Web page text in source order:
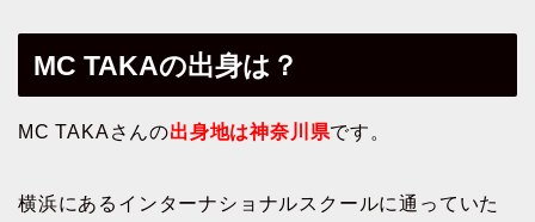
MC TAKAの出身は？
MC TAKAさんの出身地は神奈川県です。
横浜にあるインターナショナルスクールに通っていた